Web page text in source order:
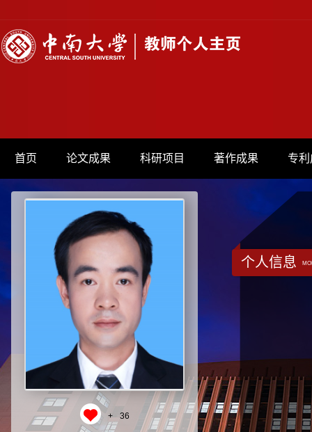
首页 论文成果 科研项目 著作成果 专
+ 36
个人信息